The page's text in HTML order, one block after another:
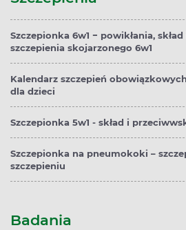
Szczepionka 6w1 − powikłania,
szczepienia skojarzonego 6w1
Kalendarz szczepień
dla dzieci
Szczepionka 5w1 - skład i
Szczepionka na pneumokoki –
szczepieniu
Badania